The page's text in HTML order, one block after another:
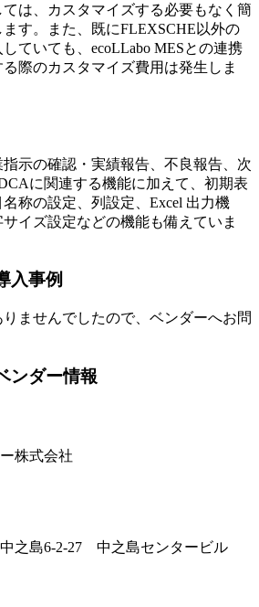
は、カスタマイズする必要もなく簡
す。また、既にFLEXSCHE以外の
ていても、ecoLLabo MESとの連携
際のカスタマイズ費用は発生しま
示の確認・実績報告、不良報告、次
に関連する機能に加えて、初期表
称の設定、列設定、Excel 出力機
イズ設定などの機能も備えていま
入事例
ませんでしたので、ベンダーへお問
ンダー情報
株式会社
之島6-2-27 中之島センタービル